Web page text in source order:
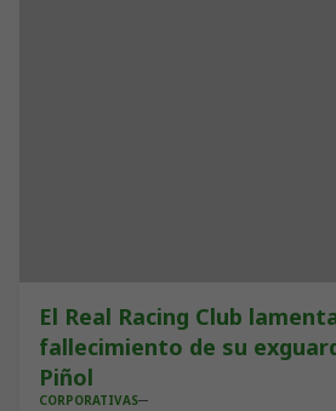
El Real Racing Club
fallecimiento de su
Piñol
CORPORATIVAS